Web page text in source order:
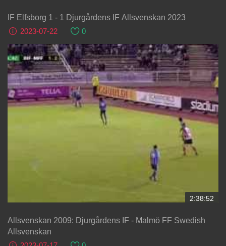
IF Elfsborg 1 - 1 Djurgårdens IF Allsvenskan 2023
2023-07-22
0
2:38:52
Allsvenskan 2009: Djurgårdens IF - Malmö FF Swedish
Allsvenskan